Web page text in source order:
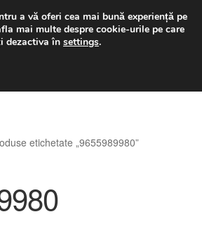
lei
- 4 p.m.031 229 6816
etichetate „9655989980”
a vă oferi cea mai bună experiență pe
mai multe despre cookie-urile pe care
dezactiva în settings.